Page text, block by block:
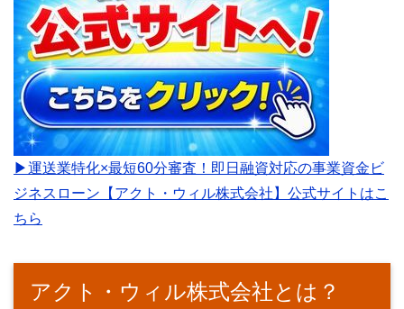
▶運送業特化×最短60分審査！即日融資対応の事業資金ビ
ジネスローン【アクト・ウィル株式会社】公式サイトはこ
ちら
アクト・ウィル株式会社とは？